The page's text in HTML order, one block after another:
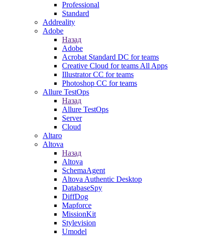
Professional
Standard
Addreality
Adobe
Назад
Adobe
Acrobat Standard DC for teams
Creative Cloud for teams All Apps
Illustrator CC for teams
Photoshop CC for teams
Allure TestOps
Назад
Allure TestOps
Server
Cloud
Altaro
Altova
Назад
Altova
SchemaAgent
Altova Authentic Desktop
DatabaseSpy
DiffDog
Mapforce
MissionKit
Stylevision
Umodel